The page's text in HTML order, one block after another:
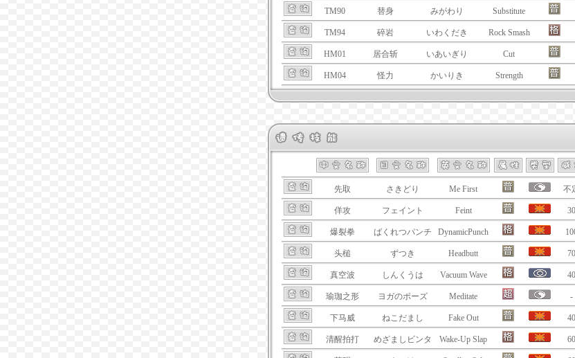
TM90 替身 みがわり Substitute
TM94 碎岩 いわくだき Rock Smash
HM01 居合斩 いあいぎり Cut
HM04 怪力 かいりき Strength
先取 さきどり Me First 不
佯攻 フェイント Feint 30
爆裂拳 ばくれつパンチ DynamicPunch
头槌 ずつき Headbutt 70
真空波 しんくうは Vacuum Wave 40
瑜珈之形 ヨガのポーズ Meditate -
下马威 ねこだまし Fake Out 40
清醒拍打 めざましビンタ Wake-Up Slap 60